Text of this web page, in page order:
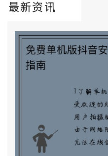
最新资讯